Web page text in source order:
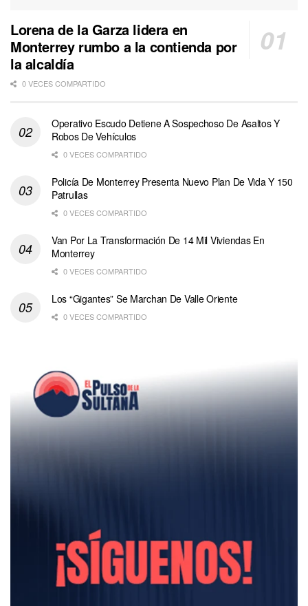
Lorena de la Garza lidera en
Monterrey rumbo a la contienda por
la alcaldía
0 VECES COMPARTIDO
Operativo Escudo Detiene A Sospechoso De Asaltos Y
Robos De Vehículos
0 VECES COMPARTIDO
Policía De Monterrey Presenta Nuevo Plan De Vida Y 150
Patrullas
0 VECES COMPARTIDO
Van Por La Transformación De 14 Mil Viviendas En
Monterrey
0 VECES COMPARTIDO
Los “Gigantes” Se Marchan De Valle Oriente
0 VECES COMPARTIDO